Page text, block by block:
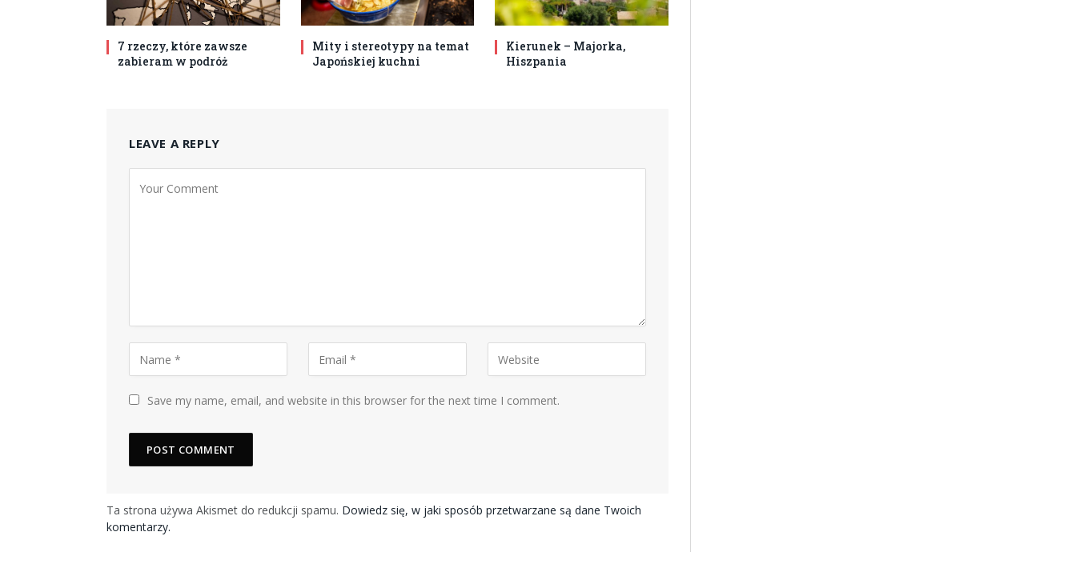
7 rzeczy, które zawsze
zabieram w podróż
Mity i stereotypy na temat
Japońskiej kuchni
Kierunek – Majorka,
Hiszpania
LEAVE A REPLY
Save my name, email, and website in this browser for the next time I comment.
Ta strona używa Akismet do redukcji spamu. Dowiedz się, w jaki sposób przetwarzane są dane Twoich
komentarzy.